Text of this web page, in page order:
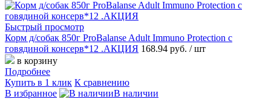
Быстрый просмотр
Корм д/собак 850г ProBalanse Adult Immuno Protection c
говядиной консерв*12 .АКЦИЯ 168.94 руб. / шт
в корзину
Подробнее
Купить в 1 клик К сравнению
В избранное
В наличии